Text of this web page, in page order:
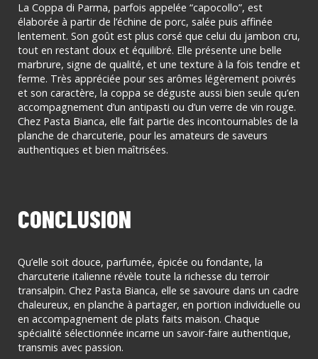
La Coppa di Parma, parfois appelée “capocollo”, est
élaborée à partir de l’échine de porc, salée puis affinée
lentement. Son goût est plus corsé que celui du jambon cru,
tout en restant doux et équilibré. Elle présente une belle
marbrure, signe de qualité, et une texture à la fois tendre et
ferme. Très appréciée pour ses arômes légèrement poivrés
et son caractère, la coppa se déguste aussi bien seule qu’en
accompagnement d’un antipasti ou d’un verre de vin rouge.
Chez Pasta Bianca, elle fait partie des incontournables de la
planche de charcuterie, pour les amateurs de saveurs
authentiques et bien maîtrisées.
CONCLUSION
Qu’elle soit douce, parfumée, épicée ou fondante, la
charcuterie italienne révèle toute la richesse du terroir
transalpin. Chez Pasta Bianca, elle se savoure dans un cadre
chaleureux, en planche à partager, en portion individuelle ou
en accompagnement de plats faits maison. Chaque
spécialité sélectionnée incarne un savoir-faire authentique,
transmis avec passion.